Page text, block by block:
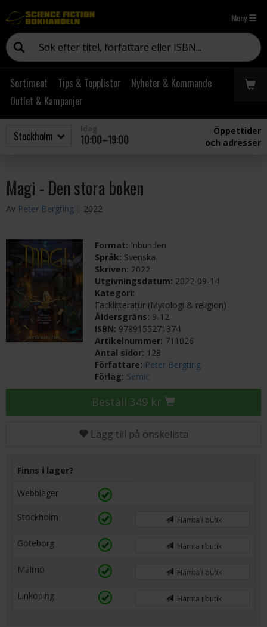
Meny
Sortiment Tips & Topplistor
Nyheter & Kommande
Outlet & Kampanjer
10:00–19:00
Öppettider
och adresser
Magi - Den stora boken
Av Peter Bergting | 2022
Format: Inbunden
Språk: Svenska
Skriven: 2022
Utgivningsdatum: 2022-09-14
Kategori:
Facklitteratur (Mytologi & religion)
Åldersgräns: 9-12
ISBN: 9789155271374
Artikelnummer: 711026
Antal sidor: 128
Författare: Peter Bergting
Förlag: Semic
Beställ 349 kr
Lägg till på önskelista
Finns i lager?
Webblager
Stockholm Hämta i butik
Göteborg Hämta i butik
Malmö Hämta i butik
Linköping Hämta i butik